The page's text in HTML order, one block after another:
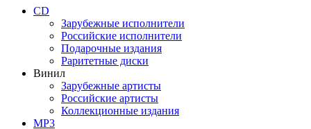
CD
Зарубежные исполнители
Российские исполнители
Подарочные издания
Раритетные диски
Винил
Зарубежные артисты
Российские артисты
Коллекционные издания
MP3